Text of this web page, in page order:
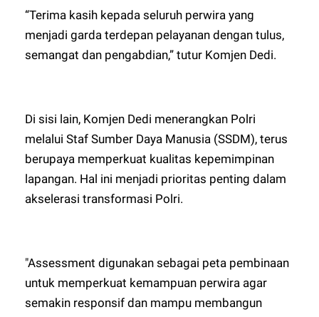
“Terima kasih kepada seluruh perwira yang
menjadi garda terdepan pelayanan dengan tulus,
semangat dan pengabdian,” tutur Komjen Dedi.
Di sisi lain, Komjen Dedi menerangkan Polri
melalui Staf Sumber Daya Manusia (SSDM), terus
berupaya memperkuat kualitas kepemimpinan
lapangan. Hal ini menjadi prioritas penting dalam
akselerasi transformasi Polri.
"Assessment digunakan sebagai peta pembinaan
untuk memperkuat kemampuan perwira agar
semakin responsif dan mampu membangun